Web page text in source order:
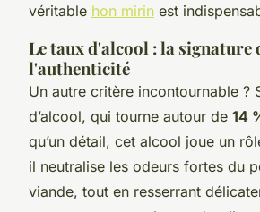
véritable hon mirin est
Le taux d'alcool : la signature
l'authenticité
Un autre critère incontournable ?
d’alcool, qui tourne autour de 14
qu’un détail, cet alcool joue un
il neutralise les odeurs fortes du
viande, tout en resserrant